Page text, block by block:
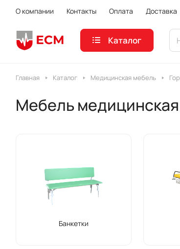
О компании Контакты Оплата Доставка
Каталог
Главная Каталог Медицинская мебель
Мебель медицинская
Банкетки